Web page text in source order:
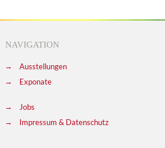
NAVIGATION
Ausstellungen
Exponate
Jobs
Impressum & Datenschutz